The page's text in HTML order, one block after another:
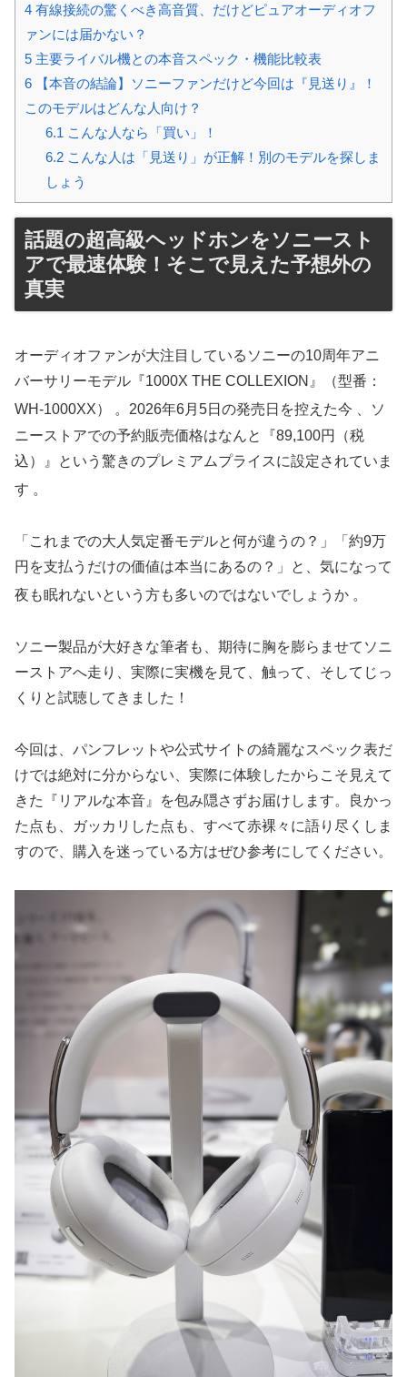
4 有線接続の驚くべき高音質、だけどピュアオーディオフ
ァンには届かない？
5 主要ライバル機との本音スペック・機能比較表
6 【本音の結論】ソニーファンだけど今回は『見送り』！
このモデルはどんな人向け？
6.1 こんな人なら「買い」！
6.2こんな人は「見送り」が正解！別のモデルを探しま
しょう
話題の超高級ヘッドホンをソニースト
アで最速体験！そこで見えた予想外の
真実
オーディオファンが大注目しているソニーの10周年アニ
バーサリーモデル『1000X THE COLLEXION』（型番：
WH-1000XX） 。2026年6月5日の発売日を控えた今 、ソ
ニーストアでの予約販売価格はなんと『89,100円（税
込）』という驚きのプレミアムプライスに設定されていま
す 。
「これまでの大人気定番モデルと何が違うの？」「約9万
円を支払うだけの価値は本当にあるの？」と、気になって
夜も眠れないという方も多いのではないでしょうか 。
ソニー製品が大好きな筆者も、期待に胸を膨らませてソニ
ーストアへ走り、実際に実機を見て、触って、そしてじっ
くりと試聴してきました！
今回は、パンフレットや公式サイトの綺麗なスペック表だ
けでは絶対に分からない、実際に体験したからこそ見えて
きた『リアルな本音』を包み隠さずお届けします。良かっ
た点も、ガッカリした点も、すべて赤裸々に語り尽くしま
すので、購入を迷っている方はぜひ参考にしてください。